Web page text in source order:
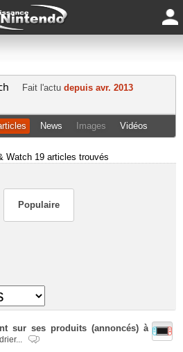
Fait l'actu depuis avr. 2013
News Images Vidéos
Watch 19 articles trouvés
Populaire
sur ses produits (annoncés) à